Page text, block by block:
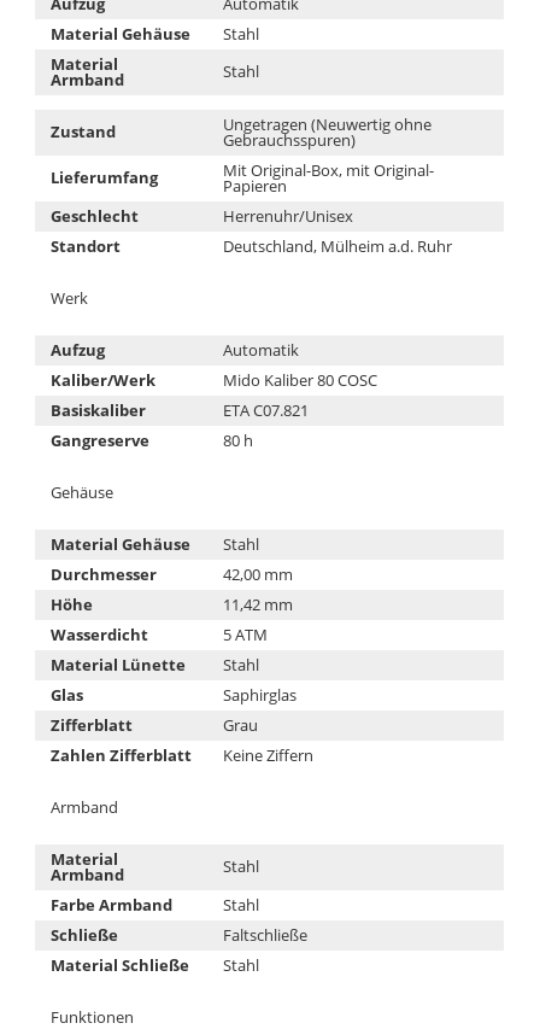
Material Gehäuse
Stahl
Material
Armband Stahl
Zustand Ungetragen (Neuwertig ohne
Gebrauchsspuren)
Lieferumfang
Mit Original-Box, mit Original-
Papieren
Geschlecht
Herrenuhr/Unisex
Standort
Deutschland, Mülheim a.d. Ruhr
Werk
Aufzug
Automatik
Kaliber/Werk
Mido Kaliber 80 COSC
Basiskaliber
ETA C07.821
Gangreserve
80 h
Gehäuse
Material Gehäuse
Stahl
Durchmesser
42,00 mm
Höhe
11,42 mm
Wasserdicht
5 ATM
Material Lünette
Stahl
Glas
Saphirglas
Zifferblatt
Grau
Zahlen Zifferblatt
Keine Ziffern
Armband
Material
Armband
Stahl
Farbe Armband
Stahl
Schließe
Faltschließe
Material Schließe
Stahl
Funktionen